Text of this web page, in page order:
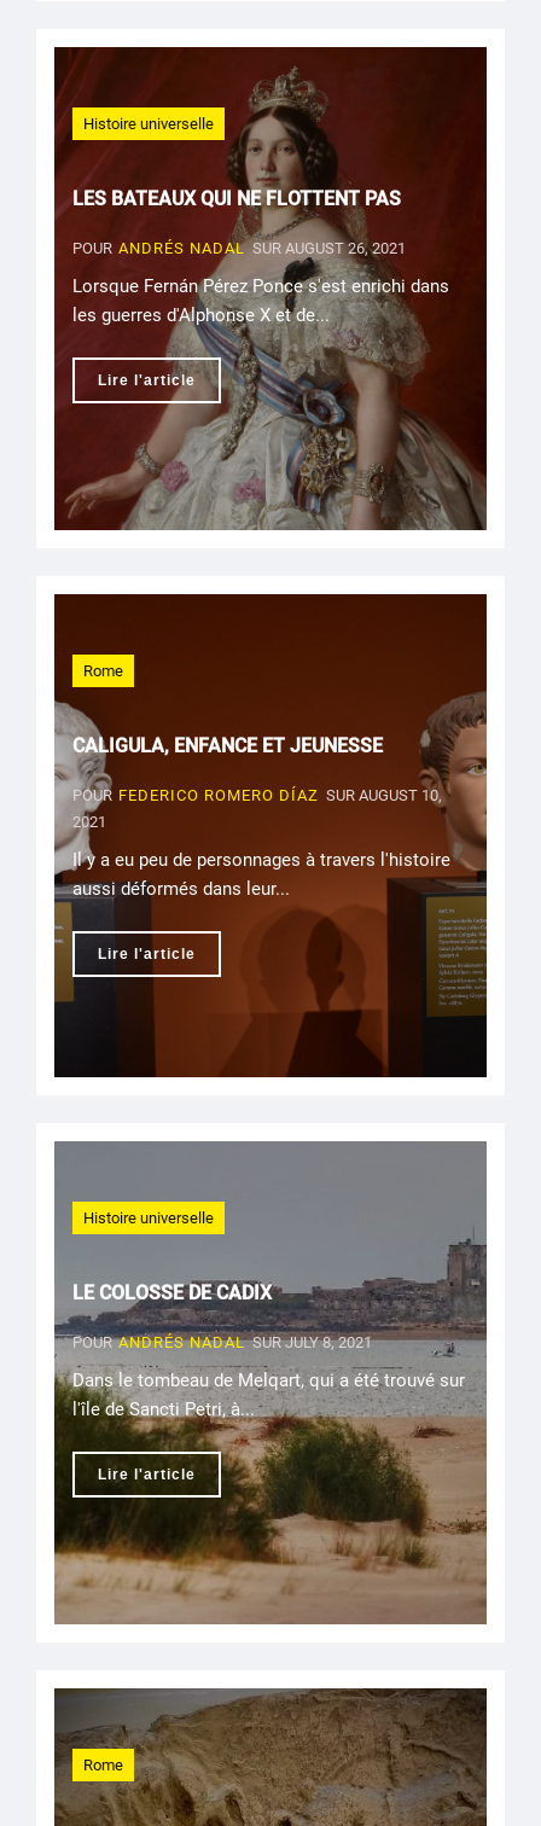
Histoire universelle
LES BATEAUX QUI NE FLOTTENT PAS
POUR ANDRÉS NADAL SUR AUGUST 26, 2021
Lorsque Fernán Pérez Ponce s'est enrichi dans
les guerres d'Alphonse X et de...
Lire l'article
Rome
CALIGULA, ENFANCE ET JEUNESSE
POUR FEDERICO ROMERO DÍAZ SUR AUGUST 10,
2021
Il y a eu peu de personnages à travers l'histoire
aussi déformés dans leur...
Lire l'article
Histoire universelle
LE COLOSSE DE CADIX
POUR ANDRÉS NADALSUR JULY 8, 2021
Dans le tombeau de Melqart, qui a été trouvé sur
l'île de Sancti Petri, à...
Lire l'article
Rome